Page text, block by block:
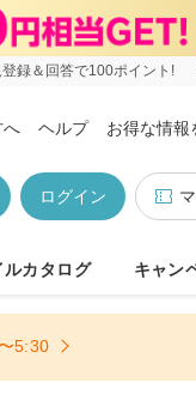
登録＆回答で100ポイント!
へ ヘルプ お得な情報
ログイン
ルカタログ キャン
5:30